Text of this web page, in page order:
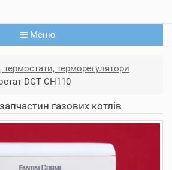
Меню
терморегулятори
DGT CH110
запчастин газових котлів